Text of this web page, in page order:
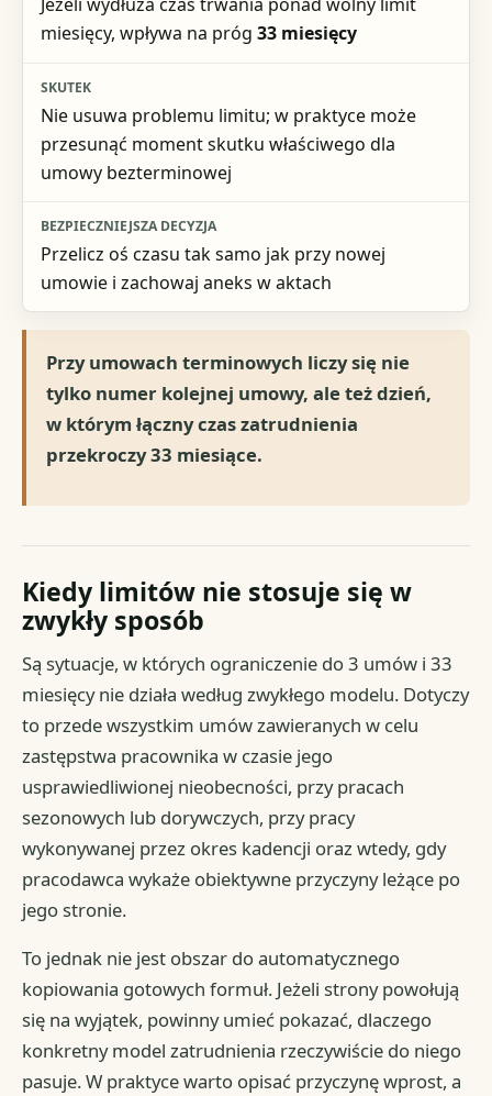
Jeżeli wydłuża czas trwania ponad wolny limit
miesięcy, wpływa na próg 33 miesięcy
Nie usuwa problemu limitu; w praktyce może
przesunąć moment skutku właściwego dla
umowy bezterminowej
Przelicz oś czasu tak samo jak przy nowej
umowie i zachowaj aneks w aktach
Przy umowach terminowych liczy się nie
tylko numer kolejnej umowy, ale też dzień,
w którym łączny czas zatrudnienia
przekroczy 33 miesiące.
Kiedy limitów nie stosuje się w
zwykły sposób
Są sytuacje, w których ograniczenie do 3 umów i 33
miesięcy nie działa według zwykłego modelu. Dotyczy
to przede wszystkim umów zawieranych w celu
zastępstwa pracownika w czasie jego
usprawiedliwionej nieobecności, przy pracach
sezonowych lub dorywczych, przy pracy
wykonywanej przez okres kadencji oraz wtedy, gdy
pracodawca wykaże obiektywne przyczyny leżące po
jego stronie.
To jednak nie jest obszar do automatycznego
kopiowania gotowych formuł. Jeżeli strony powołują
się na wyjątek, powinny umieć pokazać, dlaczego
konkretny model zatrudnienia rzeczywiście do niego
pasuje. W praktyce warto opisać przyczynę wprost, a